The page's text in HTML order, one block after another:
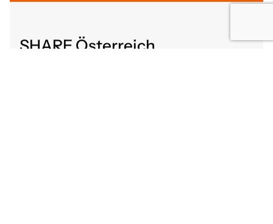
SHARE Österreich